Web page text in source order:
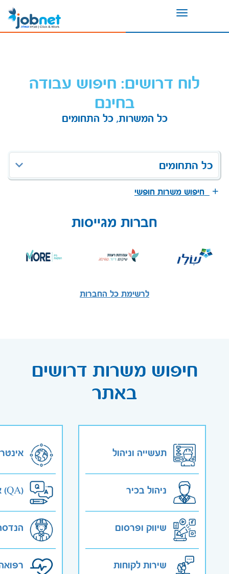
Toggle
לוח דרושים: חיפוש עבודה
בחינם
כל המשרות, כל התחומים
כל התחומים
חיפוש משרות חופשי
חברות מגייסות
לרשימת כל החברות
חיפוש משרות דרושים
באתר
תעשייה וניהול
ניהול בכיר
שיווק ופרסום
שירות לקוחות
אבטחת איכות (QA)